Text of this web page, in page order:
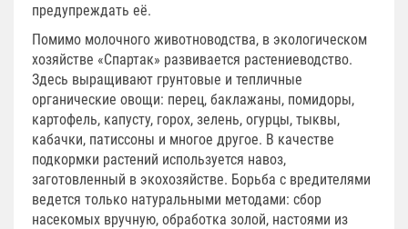
предупреждать её.
Помимо молочного животноводства, в экологическом
хозяйстве «Спартак» развивается растениеводство.
Здесь выращивают грунтовые и тепличные
органические овощи: перец, баклажаны, помидоры,
картофель, капусту, горох, зелень, огурцы, тыквы,
кабачки, патиссоны и многое другое. В качестве
подкормки растений используется навоз,
заготовленный в экохозяйстве. Борьба с вредителями
ведется только натуральными методами: сбор
насекомых вручную, обработка золой, настоями из